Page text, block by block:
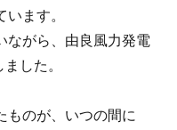
ます。
ながら、由良風力発電
した。
ものが、いつの間に